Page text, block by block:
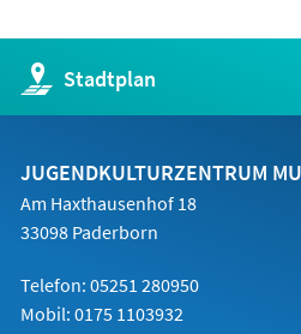
Stadtplan
(Öffnet
in
einem
Tab)
JUGENDKULTURZENTRUM
Am Haxthausenhof 18
33098 Paderborn
Telefon: 05251 280950
Mobil: 0175 1103932